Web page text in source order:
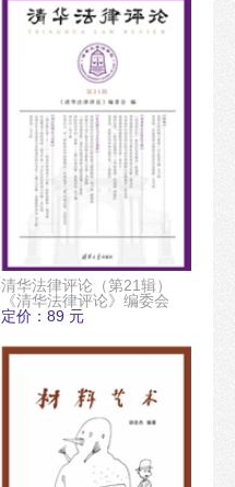
清华法律评论（第21辑）
《清华法律评论》编委会
定价：89 元